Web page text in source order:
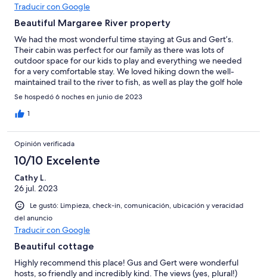
Traducir con Google
Beautiful Margaree River property
We had the most wonderful time staying at Gus and Gert’s.
Their cabin was perfect for our family as there was lots of
outdoor space for our kids to play and everything we needed
for a very comfortable stay. We loved hiking down the well-
maintained trail to the river to fish, as well as play the golf hole
on the property. Gus and Gert were outstanding hosts - the
friendliest people you will meet. We would highly recommend
this property and hope to come back again!
Se hospedó 6 noches en junio de 2023
1
Opinión verificada
10/10 Excelente
Cathy L.
26 jul. 2023
Le gustó: Limpieza, check-in, comunicación, ubicación y veracidad
del anuncio
Traducir con Google
Beautiful cottage
Highly recommend this place! Gus and Gert were wonderful
hosts, so friendly and incredibly kind. The views (yes, plural!)